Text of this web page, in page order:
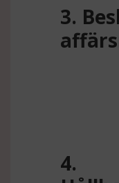
3.
4.